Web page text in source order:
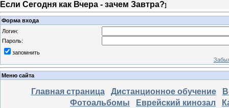
Если Сегодня как Вчера - зачем Завтра?]
Форма входа
Логин:
Пароль:
запомнить
Меню сайта
Главная страница Дистанционное обучение
Фотоальбомы
Еврейский кинозал